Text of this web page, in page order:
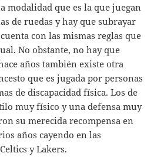
modalidad que es la que juegan
de ruedas y hay que subrayar
con las mismas reglas que
No obstante, no hay que
años también existe otra
que es jugada por personas
de discapacidad física. Los de
muy físico y una defensa muy
su merecida recompensa en
años cayendo en las
y Lakers.